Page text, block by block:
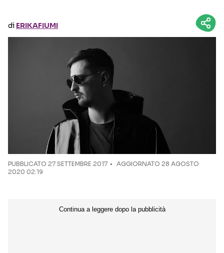
Seguici sui social
di ERIKAFIUMI
PUBBLICATO 27 SETTEMBRE 2017
AGGIORNATO 28 AGOSTO
2020 02:19